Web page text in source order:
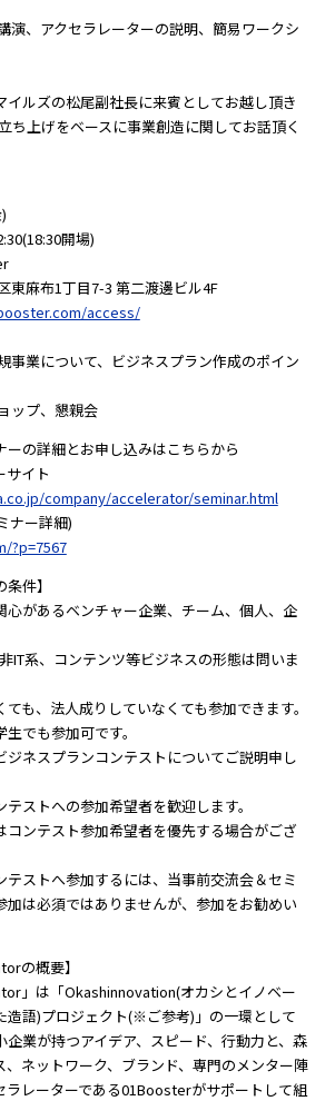
演、アクセラレーターの説明、簡易ワークシ
ルズの松尾副社長に来賓としてお越し頂き
ち上げをベースに事業創造に関してお話頂く
開場)
1丁目7-3 第二渡邊ビル4F
access/
事業について、ビジネスプラン作成のポイン
、懇親会
の詳細とお申し込みはこちらから
サイト
company/accelerator/seminar.html
ナー詳細)
?p=7567
件】
心があるベンチャー企業、チーム、個人、企
IT系、コンテンツ等ビジネスの形態は問いま
ても、法人成りしていなくても参加できます。
でも参加可です。
ジネスプランコンテストについてご説明申し
テストへの参加希望者を歓迎します。
コンテスト参加希望者を優先する場合がござ
テストへ参加するには、当事前交流会＆セミ
加は必須ではありませんが、参加をお勧めい
の概要】
」は「Okashinnovation(オカシとイノベー
造語)プロジェクト(※ご参考)」の一環として
企業が持つアイデア、スピード、行動力と、森
ネットワーク、ブランド、専門のメンター陣
ラレーターである01Boosterがサポートして組